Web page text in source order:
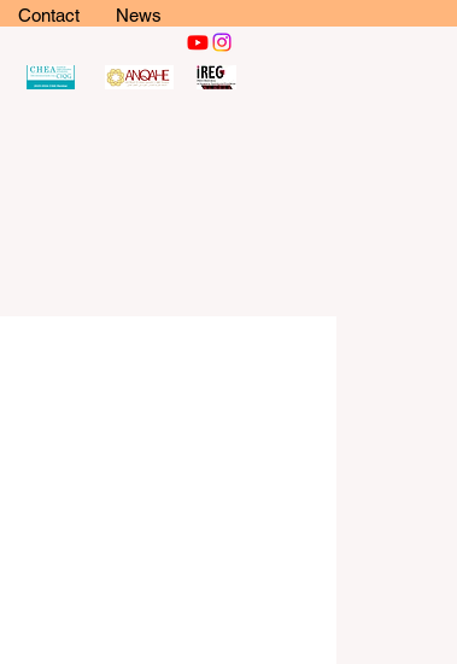
Contact News